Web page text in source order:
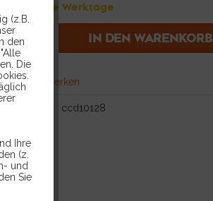
(z.B.
den
Die
Ihre
(z.
und
Sie
Anfrage Werktage
IN DEN WARENKORB
Merken
ccd10128